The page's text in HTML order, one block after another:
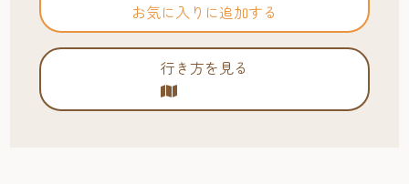
お気に入りに追加する
行き方を見る